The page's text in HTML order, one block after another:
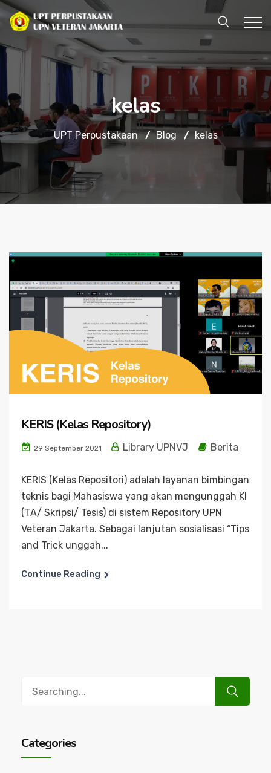
kelas
UPT Perpustakaan Blog kelas
KERIS (Kelas Repository)
29 September 2021 Library UPNVJ Berita
KERIS (Kelas Repositori) adalah layanan bimbingan
teknis bagi Mahasiswa yang akan mengunggah KI
(TA/ Skripsi/ Tesis) di sistem Repository UPN
Veteran Jakarta. Sebagai lanjutan sosialisasi “Tips
and Trick unggah...
Continue Reading
Categories